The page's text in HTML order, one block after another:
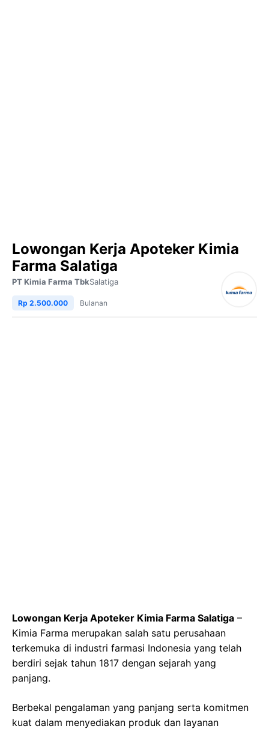
Lowongan Kerja Apoteker Kimia
Farma Salatiga
PT Kimia Farma TbkSalatiga
Rp 2.500.000 Bulanan
Lowongan Kerja Apoteker Kimia Farma Salatiga –
Kimia Farma merupakan salah satu perusahaan
terkemuka di industri farmasi Indonesia yang telah
berdiri sejak tahun 1817 dengan sejarah yang
panjang.
Berbekal pengalaman yang panjang serta komitmen
kuat dalam menyediakan produk dan layanan